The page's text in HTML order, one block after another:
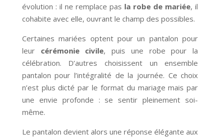
évolution : il ne remplace pas la robe de mariée, il
cohabite avec elle, ouvrant le champ des possibles.
Certaines mariées optent pour un pantalon pour
leur cérémonie civile, puis une robe pour la
célébration. D’autres choisissent un ensemble
pantalon pour l’intégralité de la journée. Ce choix
n’est plus dicté par le format du mariage mais par
une envie profonde : se sentir pleinement soi-
même.
Le pantalon devient alors une réponse élégante aux